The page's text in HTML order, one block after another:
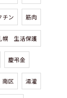
チン 筋肉
幌 生活保護
慶弔金
区 湯灌